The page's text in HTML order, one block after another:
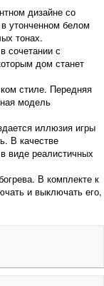
дизайне со
утонченном белом
тонах.
сочетании с
дом станет
стиле. Передняя
модель
иллюзия игры
В качестве
виде реалистичных
В комплекте к
и выключать его,